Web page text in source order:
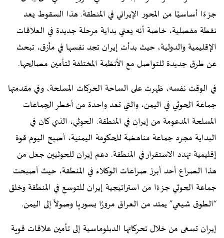
جزءًا أساسيًا من المحور الإيراني في المنطقة. هذا السقوط يعد
نقطة مفصلية، خاصة أنه يعني بداية مرحلة جديدة في العلاقات
الإقليمية والدولية، حيث بدأت إيران تجد نفسها في مأزق، تبحث
عن طرق جديدة للتواصل مع الأنظمة المختلفة لتأمين مصالحها.
في الوقت نفسه، ظهرت على الساحة الحركات المسلحة، وفي مقدمتها
جماعة الحوثي في اليمن، والتي تعد واحدة من أخطر الجماعات
المسلحة المدعومة من إيران في المنطقة. الحوثي، الذي كان في
البداية مجرد جماعة مناهضة للحكومة اليمنية، أصبح اليوم قوة
إقليمية تهدد الاستقرار في المنطقة. دعم إيران للحوثيين جعل من
هذا الصراع أحد أبرز صراعات الوكلاء في المنطقة، حيث أصبحت
جماعة الحوثي جزءًا من استراتيجية إيران للتوسع في المنطقة وخلق
“الطوق شيعي” يمتد من العراق مرورًا بسوريا وصولاً إلى اليمن.
إيران تسعى من خلال تحركاتها الدبلوماسية إلى تأمين علاقات قوية